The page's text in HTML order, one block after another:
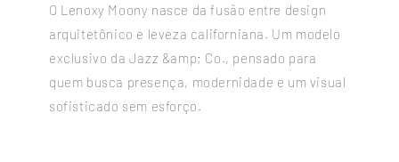
O Lenoxy Moony nasce da fusão entre design
arquitetônico e leveza californiana. Um modelo
exclusivo da Jazz &amp; Co., pensado para
quem busca presença, modernidade e um visual
sofisticado sem esforço.